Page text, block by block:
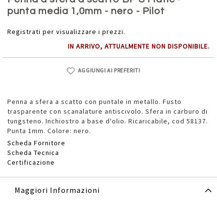
punta media 1,0mm - nero - Pilot
Registrati per visualizzare i prezzi.
IN ARRIVO, ATTUALMENTE NON DISPONIBILE.
AGGIUNGI AI PREFERITI
Penna a sfera a scatto con puntale in metallo. Fusto
trasparente con scanalature antiscivolo. Sfera in carburo di
tungsteno. Inchiostro a base d'olio. Ricaricabile, cod 58137.
Punta 1mm. Colore: nero.
Scheda Fornitore
Scheda Tecnica
Certificazione
della
galleria
immagini
Maggiori Informazioni